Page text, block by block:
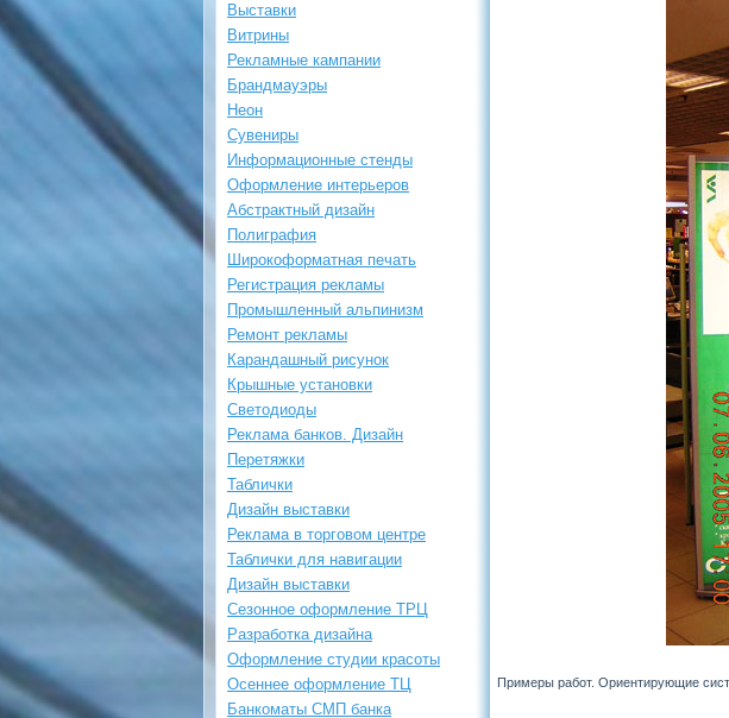
Выставки
Витрины
Рекламные кампании
Брандмауэры
Неон
Сувениры
Информационные стенды
Оформление интерьеров
Абстрактный дизайн
Полиграфия
Широкоформатная печать
Регистрация рекламы
Промышленный альпинизм
Ремонт рекламы
Карандашный рисунок
Крышные установки
Светодиоды
Реклама банков. Дизайн
Перетяжки
Таблички
Дизайн выставки
Реклама в торговом центре
Таблички для навигации
Дизайн выставки
Сезонное оформление ТРЦ
Разработка дизайна
Оформление студии красоты
Осеннее оформление ТЦ
Банкоматы СМП банка
Примеры работ. Ориентирующие